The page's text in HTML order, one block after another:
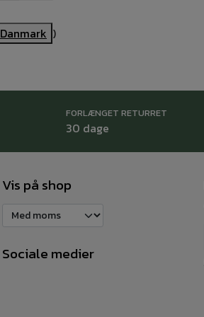
Danmark )
FORLÆNGET RETURRET
30 dage
Vis på shop
Sociale medier